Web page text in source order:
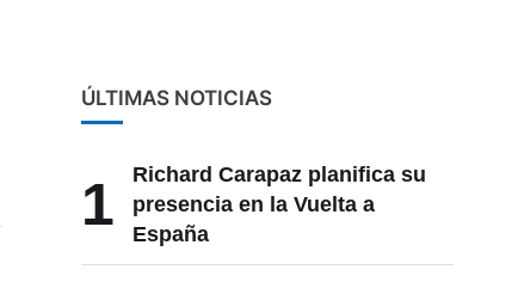
ÚLTIMAS NOTICIAS
1
Richard Carapaz planifica su
presencia en la Vuelta a
España